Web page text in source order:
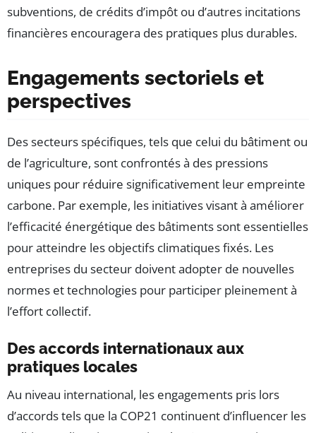
subventions, de crédits d’impôt ou d’autres incitations
financières encouragera des pratiques plus durables.
Engagements sectoriels et
perspectives
Des secteurs spécifiques, tels que celui du bâtiment ou
de l’agriculture, sont confrontés à des pressions
uniques pour réduire significativement leur empreinte
carbone. Par exemple, les initiatives visant à améliorer
l’efficacité énergétique des bâtiments sont essentielles
pour atteindre les objectifs climatiques fixés. Les
entreprises du secteur doivent adopter de nouvelles
normes et technologies pour participer pleinement à
l’effort collectif.
Des accords internationaux aux
pratiques locales
Au niveau international, les engagements pris lors
d’accords tels que la COP21 continuent d’influencer les